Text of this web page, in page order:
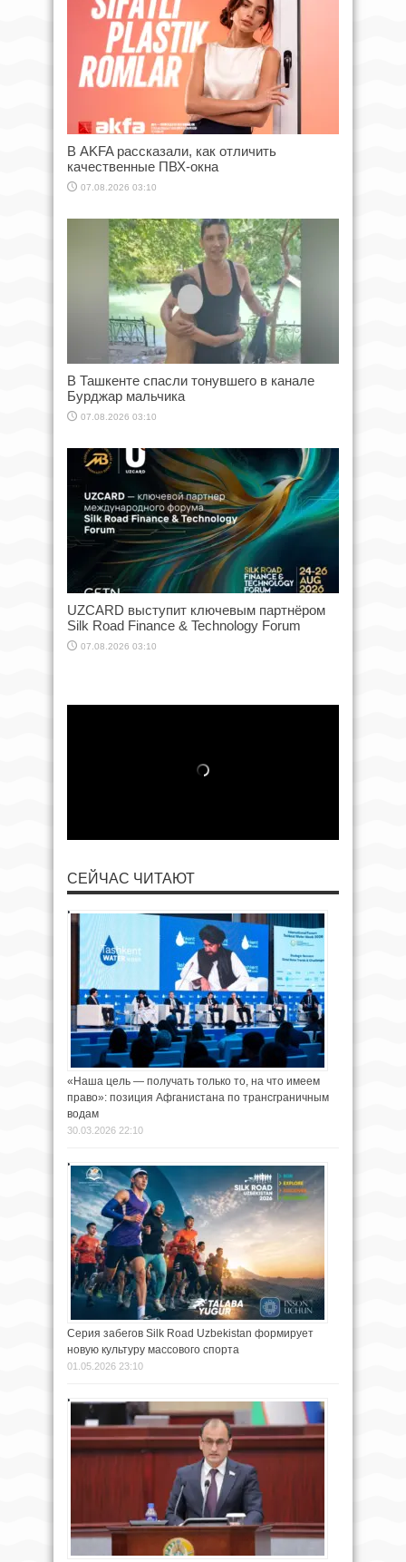
В AKFA рассказали, как отличить
качественные ПВХ-окна
07.08.2026 03:10
В Ташкенте спасли тонувшего в канале
Бурджар мальчика
07.08.2026 03:10
UZCARD выступит ключевым партнёром
Silk Road Finance & Technology Forum
07.08.2026 03:10
СЕЙЧАС ЧИТАЮТ
«Наша цель — получать только то, на что имеем
право»: позиция Афганистана по трансграничным
водам
30.03.2026 22:10
Серия забегов Silk Road Uzbekistan формирует
новую культуру массового спорта
01.05.2026 23:10